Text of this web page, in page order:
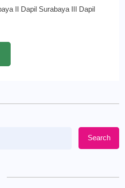
II Dapil Surabaya III Dapil
Search